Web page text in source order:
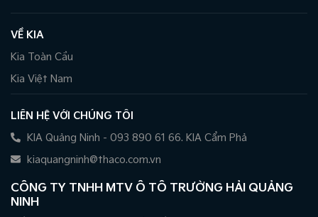
VỀ KIA
Kia Toàn Cầu
Kia Việt Nam
LIÊN HỆ VỚI CHÚNG TÔI
KIA Quảng Ninh - 093 890 61 66. KIA Cẩm Phả
kiaquangninh@thaco.com.vn
CÔNG TY TNHH MTV Ô TÔ TRƯỜNG HẢI QUẢNG
NINH